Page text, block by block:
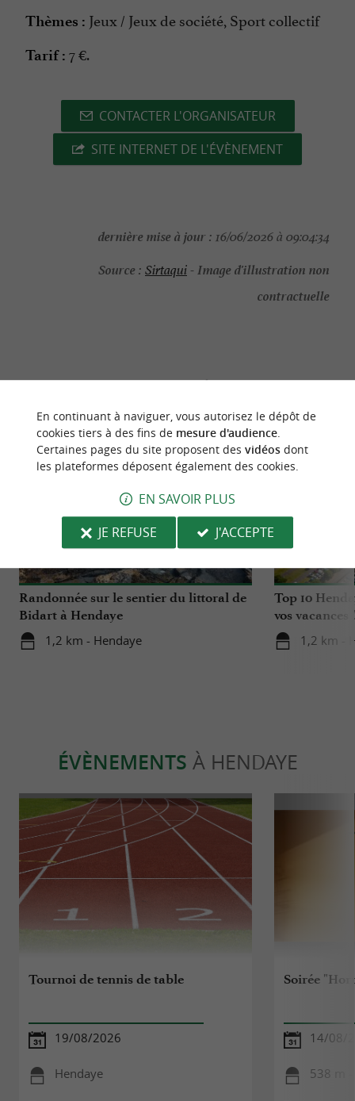
Thèmes : Jeux / Jeux de société, Sport collectif
Tarif : 7 €.
CONTACTER L'ORGANISATEUR
SITE INTERNET DE L'ÉVÈNEMENT
dernière mise à jour : 16/06/2026 à 09:04:34
Source : Sirtaqui-Image d'illustration non
contractuelle
Randonnée sur le sentier du littoral de
Bidart à Hendaye
1,2 km - Hendaye
Détente
Top 10
vos vacances !
1,2 km -
ÉVÈNEMENTS À HENDAYE
Tournoi de tennis de table
19/08/2026
Hendaye
Soirée
14/08/
538 m
En continuant à naviguer, vous autorisez le dépôt de
cookies tiers à des fins de mesure d'audience.
Certaines pages du site proposent des vidéosdont
les plateformes déposent également des cookies.
EN SAVOIR PLUS
JE REFUSE
J'ACCEPTE